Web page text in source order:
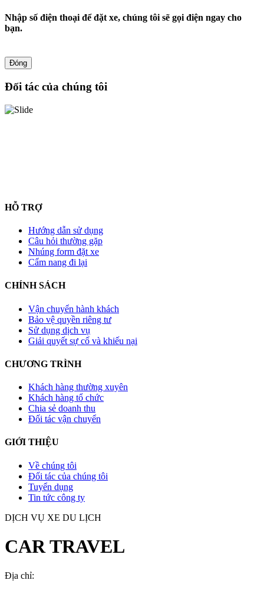
Nhập số điện thoại để đặt xe, chúng tôi sẽ gọi điện ngay cho
bạn.
Đóng
Đối tác của chúng tôi
HỖ TRỢ
Hướng dẫn sử dụng
Câu hỏi thường gặp
Nhúng form đặt xe
Cẩm nang đi lại
CHÍNH SÁCH
Vận chuyển hành khách
Bảo vệ quyền riêng tư
Sử dụng dịch vụ
Giải quyết sự cố và khiếu nại
CHƯƠNG TRÌNH
Khách hàng thường xuyên
Khách hàng tổ chức
Chia sẻ doanh thu
Đối tác vận chuyển
GIỚI THIỆU
Về chúng tôi
Đối tác của chúng tôi
Tuyển dụng
Tin tức công ty
DỊCH VỤ XE DU LỊCH
CAR TRAVEL
Địa chỉ: